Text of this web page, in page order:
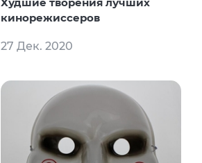
кинорежиссеров
27 Дек. 2020